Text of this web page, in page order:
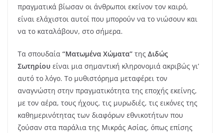
πραγματικά βίωσαν οι άνθρωποι εκείνον τον καιρό,
είναι ελάχιστοι αυτοί που μπορούν να το νιώσουν και
να το καταλάβουν, στο σήμερα.
Τα σπουδαία “Ματωμένα Χώματα” της Διδώς
Σωτηρίου είναι μια σημαντική κληρονομιά ακριβώς γι’
αυτό το λόγο. Το μυθιστόρημα μεταφέρει τον
αναγνώστη στην πραγματικότητα της εποχής εκείνης,
με τον αέρα, τους ήχους, τις μυρωδιές, τις εικόνες της
καθημερινότητας των διαφόρων εθνικοτήτων που
ζούσαν στα παράλια της Μικράς Ασίας, όπως επίσης